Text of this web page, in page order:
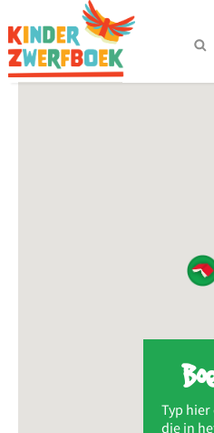
Typ hier
die in